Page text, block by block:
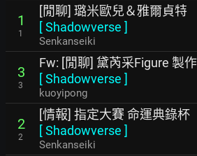
1
1
[閒聊] 璐米歐兒＆雅爾貞特
[Shadowverse ]
Senkanseiki
3
3
Fw: [閒聊] 黛芮采Figure 製
[Shadowverse ]
kuoyipong
2
2
[情報] 指定大賽 命運典錄杯
[Shadowverse ]
Senkanseiki